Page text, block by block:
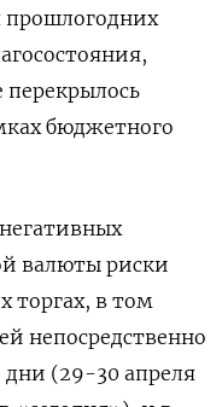
прошлогодних
перекрылось
бюджетного
валюты риски
торгах, в том
непосредственно
(29-30 апреля